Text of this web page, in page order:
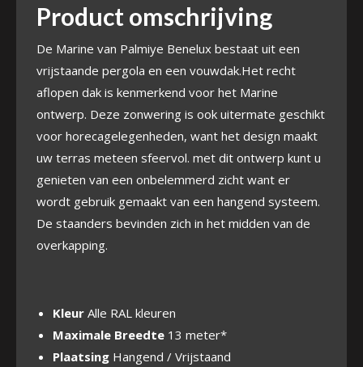
Product omschrijving
De Marine van Palmiye Benelux bestaat uit een
vrijstaande pergola en een vouwdak.Het recht
aflopen dak is kenmerkend voor het Marine
ontwerp. Deze zonwering is ook uitermate geschikt
voor horecagelegenheden, want het design maakt
uw terras meteen sfeervol. met dit ontwerp kunt u
genieten van een onbelemmerd zicht want er
wordt gebruik gemaakt van een hangend systeem.
De staanders bevinden zich in het midden van de
overkapping.
Kleur Alle RAL kleuren
Maximale Breedte 13 meter*
Plaatsing Hangend / Vrijstaand